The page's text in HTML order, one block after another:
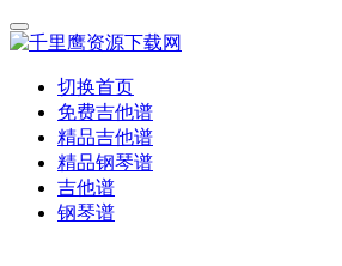
切换首页
免费吉他谱
精品吉他谱
精品钢琴谱
吉他谱
钢琴谱